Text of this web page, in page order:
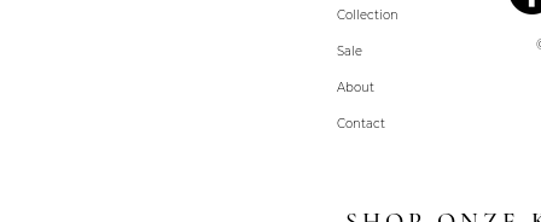
Collection
Sale
About
Contact